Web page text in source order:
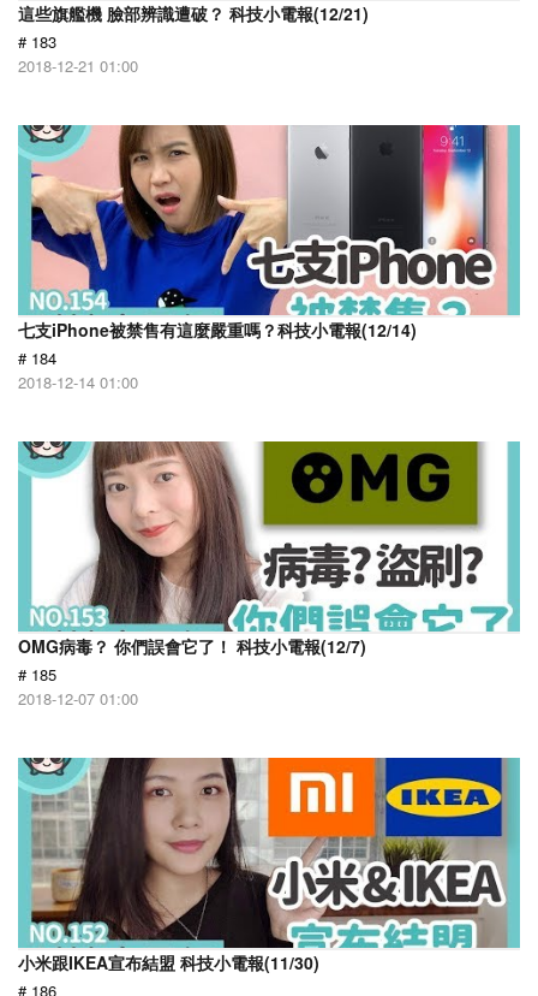
這些旗艦機 臉部辨識遭破？ 科技小電報(12/21)
# 183
2018-12-21 01:00
七支iPhone被禁售有這麼嚴重嗎？科技小電報(12/14)
# 184
2018-12-14 01:00
OMG病毒？ 你們誤會它了！ 科技小電報(12/7)
# 185
2018-12-07 01:00
小米跟IKEA宣布結盟 科技小電報(11/30)
# 186